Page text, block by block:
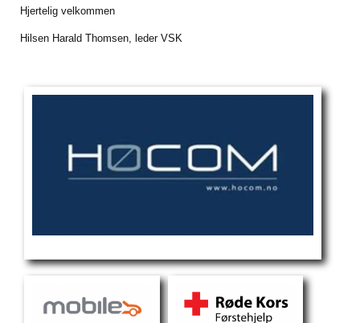
Hjertelig velkommen
Hilsen Harald Thomsen, leder VSK